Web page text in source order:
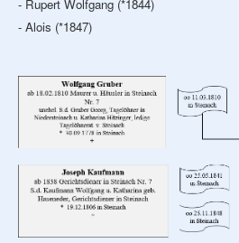
- Rupert Wolfgang (*1844)
- Alois (*1847)